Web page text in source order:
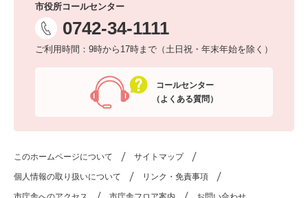
市役所コールセンター
0742-34-1111
ご利用時間：9時から17時まで（土日祝・年末年始を除く）
コールセンター
（よくある質問）
このホームページについて サイトマップ
個人情報の取り扱いについて リンク・免責事項